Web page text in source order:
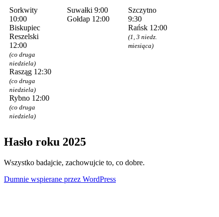
Sorkwity
10:00
Biskupiec
Reszelski
12:00
(co druga
niedziela)
Rasząg 12:30
(co druga
niedziela)
Rybno 12:00
(co druga
niedziela)
Suwałki 9:00
Gołdap 12:00
Szczytno
9:30
Rańsk 12:00
(1, 3 niedz.
miesiąca)
Hasło roku 2025
Wszystko badajcie, zachowujcie to, co dobre.
Dumnie wspierane przez WordPress